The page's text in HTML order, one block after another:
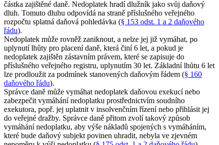
částka zajištěné daně. Nedoplatek hradí dlužník jako svůj daňový
dluh. Tomuto dluhu odpovídá na straně příslušného veřejného
rozpočtu splatná daňová pohledávka (§ 153 odst. 1 a 2 daňového
řádu).
Nedoplatek může rovněž zaniknout, a nelze jej již vymáhat, po
uplynutí lhůty pro placení daně, která činí 6 let, a pokud je
nedoplatek zajištěn zástavním právem, které se zapisuje do
příslušného veřejného registru, uplynutím 30 let. Základní lhůtu 6 let
lze prodloužit za podmínek stanovených daňovým řádem (§ 160
daňového řádu).
Správce daně může vymáhat nedoplatek daňovou exekucí nebo
zabezpečit vymáhání nedoplatku prostřednictvím soudního
exekutora, popř. jej uplatnit v insolvenčním řízení nebo přihlásit jej
do veřejné dražby. Správce daně přitom zvolí takový způsob
vymáhání nedoplatku, aby výše nákladů spojených s vymáháním,
které bude daňový subjekt povinen uhradit, nebyla ve zjevném